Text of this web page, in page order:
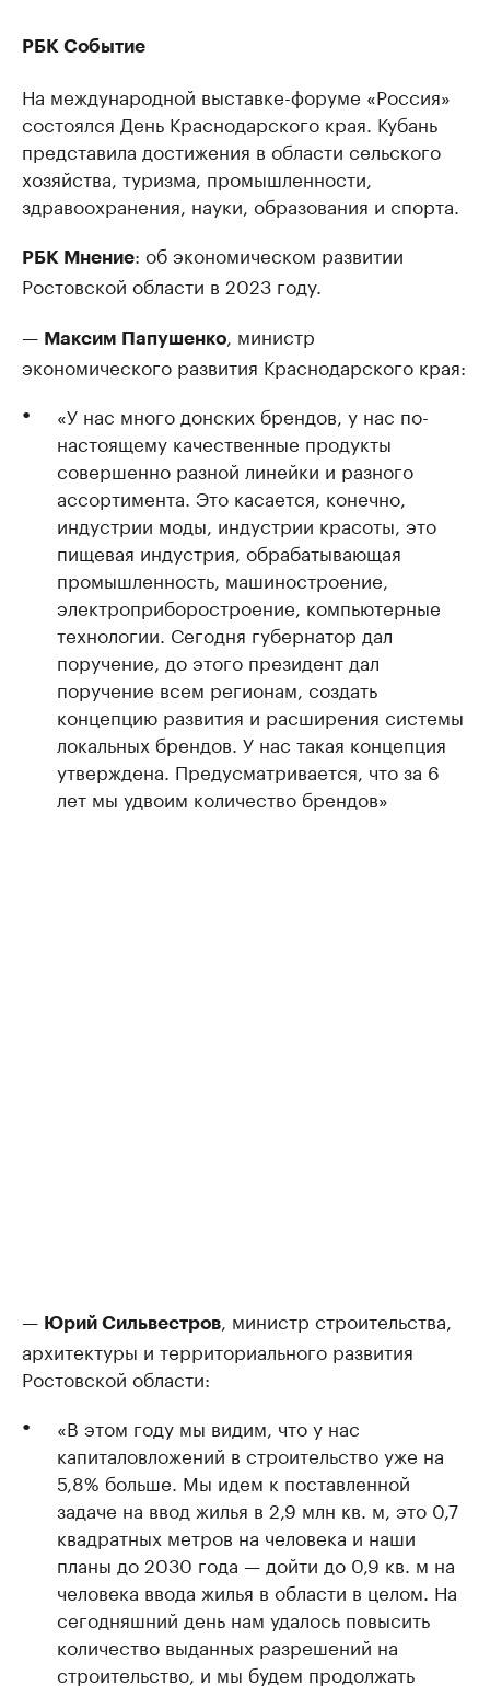
РБК Событие
На международной выставке-форуме «Россия»
состоялся День Краснодарского края. Кубань
представила достижения в области сельского
хозяйства, туризма, промышленности,
здравоохранения, науки, образования и спорта.
РБК Мнение: об экономическом развитии
Ростовской области в 2023 году.
— Максим Папушенко
, министр
экономического развития Краснодарского края:
«У нас много донских брендов, у нас по-
настоящему качественные продукты
совершенно разной линейки и разного
ассортимента. Это касается, конечно,
индустрии моды, индустрии красоты, это
пищевая индустрия, обрабатывающая
промышленность, машиностроение,
электроприборостроение, компьютерные
технологии. Сегодня губернатор дал
поручение, до этого президент дал
поручение всем регионам, создать
концепцию развития и расширения системы
локальных брендов. У нас такая концепция
утверждена. Предусматривается, что за 6
лет мы удвоим количество брендов»
— Юрий Сильвестров
, министр строительства,
архитектуры и территориального развития
Ростовской области:
«В этом году мы видим, что у нас
капиталовложений в строительство уже на
5,8% больше. Мы идем к поставленной
задаче на ввод жилья в 2,9 млн кв. м, это 0,7
квадратных метров на человека и наши
планы до 2030 года — дойти до 0,9 кв. м на
человека ввода жилья в области в целом. На
сегодняшний день нам удалось повысить
количество выданных разрешений на
строительство, и мы будем продолжать